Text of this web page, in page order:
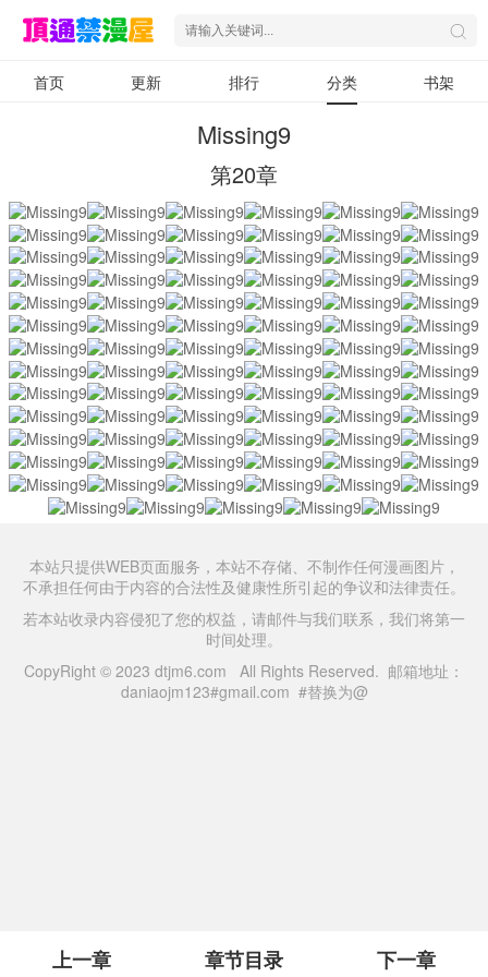
首页 更新 排行 分类 书架
Missing9
第20章
上一章 章节目录 下一章
本站只提供WEB页面服务，本站不存储、不制作任何漫画图片，
不承担任何由于内容的合法性及健康性所引起的争议和法律责任。
若本站收录内容侵犯了您的权益，请邮件与我们联系，我们将第一
时间处理。
CopyRight © 2023 dtjm6.com All Rights Reserved. 邮箱地址：
daniaojm123#gmail.com #替换为@